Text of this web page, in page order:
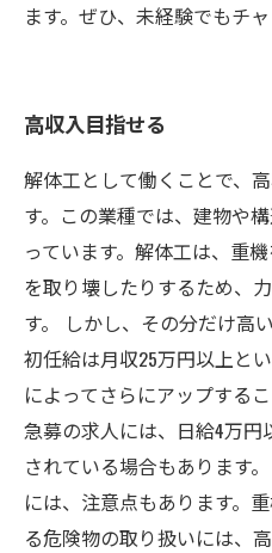
ます。ぜひ、未経験でもチ
高収入目指せる
解体工として働くことで、
す。この業種では、建物や
っています。解体工は、重
を取り壊したりするため、
す。 しかし、その分だけ高
初任給は月収25万円以上と
によってさらにアップする
急募の求人には、日給4万
されている場合もあります
には、注意点もあります。
る危険物の取り扱いには、